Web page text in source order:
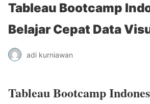
Tableau Bootcamp
Belajar Cepat Data
adi kurniawan
Tableau Bootcamp